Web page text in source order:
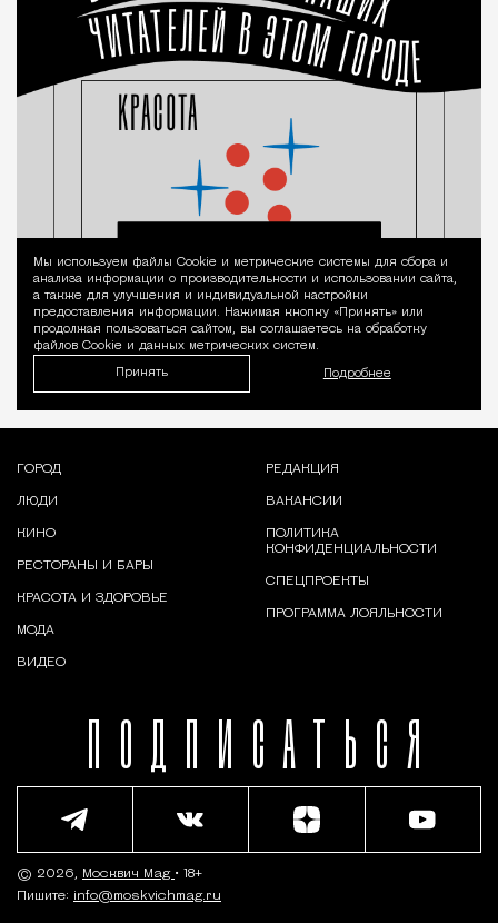
Уведомление
Мы используем файлы Сookie и метрические системы для сбора и
анализа информации о производительности и использовании сайта,
а также для улучшения и индивидуальной настройки
предоставления информации. Нажимая кнопку «Принять» или
продолжая пользоваться сайтом, вы соглашаетесь на обработку
файлов Cookie и данных метрических систем.
Принять Подробнее
ПОДПИСАТЬСЯ
ГОРОД
ЛЮДИ
КИНО
РЕСТОРАНЫ И БАРЫ
КРАСОТА И ЗДОРОВЬЕ
МОДА
ВИДЕО
РЕДАКЦИЯ
ВАКАНСИИ
ПОЛИТИКА
КОНФИДЕНЦИАЛЬНОСТИ
СПЕЦПРОЕКТЫ
ПРОГРАММА ЛОЯЛЬНОСТИ
© 2026, Москвич Mag • 18+
Пишите: info@moskvichmag.ru